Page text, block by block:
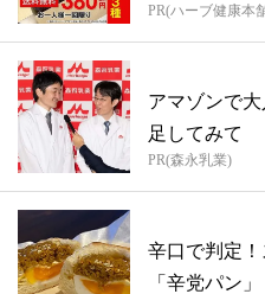
PR(ハーブ健康本
アマゾンで
足してみて
PR(森永乳業)
辛口で判定
「辛党パン